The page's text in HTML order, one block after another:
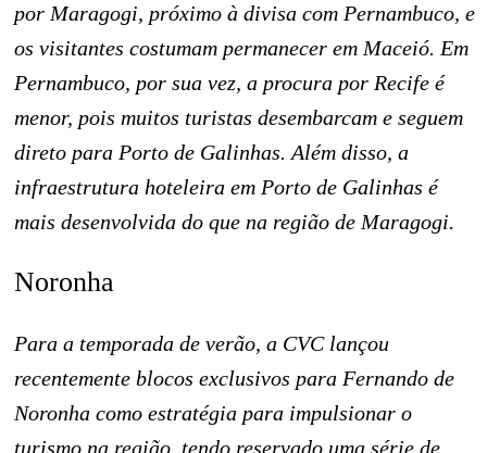
por Maragogi, próximo à divisa com Pernambuco, e
os visitantes costumam permanecer em Maceió. Em
Pernambuco, por sua vez, a procura por Recife é
menor, pois muitos turistas desembarcam e seguem
direto para Porto de Galinhas. Além disso, a
infraestrutura hoteleira em Porto de Galinhas é
mais desenvolvida do que na região de Maragogi.
Noronha
Para a temporada de verão, a CVC lançou
recentemente blocos exclusivos para Fernando de
Noronha como estratégia para impulsionar o
turismo na região, tendo reservado uma série de